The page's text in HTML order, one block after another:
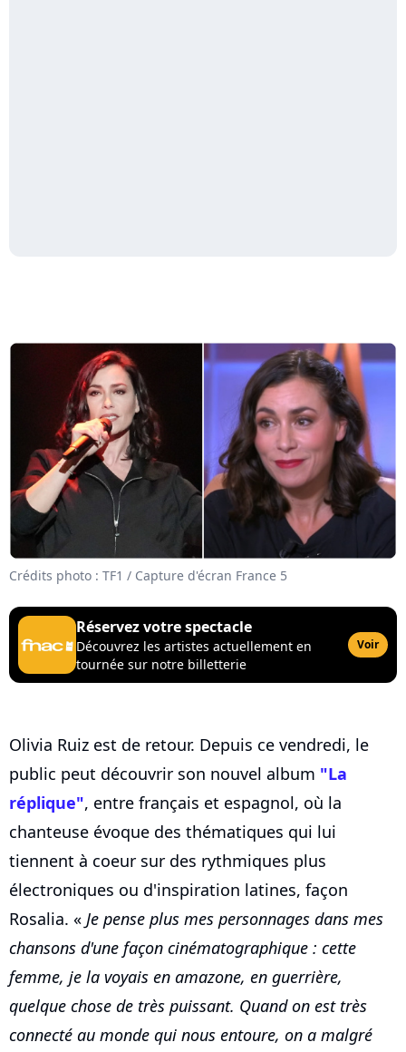
Crédits photo : TF1 / Capture d'écran France 5
Réservez votre spectacle
Découvrez les artistes actuellement en
tournée sur notre billetterie
Voir
Olivia Ruiz est de retour. Depuis ce vendredi, le
public peut découvrir son nouvel album "La
réplique", entre français et espagnol, où la
chanteuse évoque des thématiques qui lui
tiennent à coeur sur des rythmiques plus
électroniques ou d'inspiration latines, façon
Rosalia. « Je pense plus mes personnages dans mes
chansons d'une façon cinématographique : cette
femme, je la voyais en amazone, en guerrière,
quelque chose de très puissant. Quand on est très
connecté au monde qui nous entoure, on a malgré